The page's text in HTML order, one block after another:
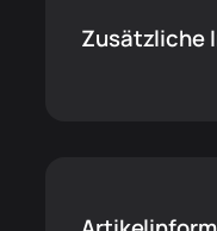
Zusätzliche